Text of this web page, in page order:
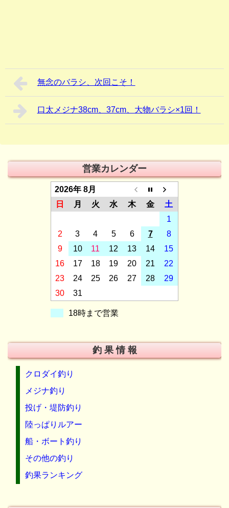
無念のバラシ、次回こそ！
口太メジナ38cm、37cm、大物バラシ×1回！
営業カレンダー
2026年 8月
日
月 火 水 木 金
土
1
2
3 4 5 6 7
8
9
10 11 12 13 14
15
16
17 18 19 20 21
22
23
24 25 26 27 28
29
30
31
18時まで営業
釣 果 情 報
クロダイ釣り
メジナ釣り
投げ・堤防釣り
陸っぱりルアー
船・ボート釣り
その他の釣り
釣果ランキング